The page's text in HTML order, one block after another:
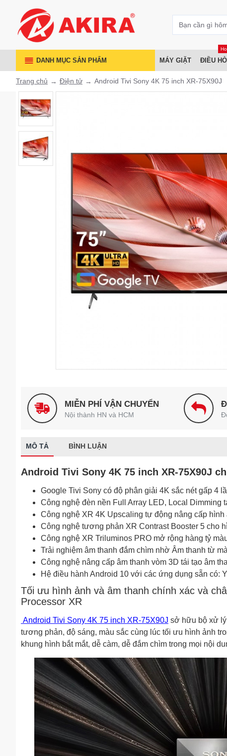
DANH MỤC SẢN PHẨM MÁY GIẶT ĐIỀU
Trang chủ Điện tử Android Tivi Sony 4K 75 inch XR-75X90J
MIỄN PHÍ VẬN CHUYỂN
Nội thành HN và HCM
MÔ TẢ BÌNH LUẬN
Android Tivi Sony 4K 75 inch XR-75X90J
Google Tivi Sony có độ phân giải 4K sắc nét gấp 4
Công nghệ đèn nền Full Array LED, Local Dimming
Công nghệ XR 4K Upscaling tự động nâng cấp hình
Công nghệ tương phản XR Contrast Booster 5 cho
Công nghệ XR Triluminos PRO mở rộng hàng tỷ
Trải nghiệm âm thanh đắm chìm nhờ Âm thanh từ
Công nghệ nâng cấp âm thanh vòm 3D tái tạo âm
Hệ điều hành Android 10 với các ứng dụng sẵn có:
Tối ưu hình ảnh và âm thanh chính xác và
Processor XR
Android Tivi Sony 4K 75 inch XR-75X90J sở hữu bộ xử lý
tương phản, độ sáng, màu sắc cùng lúc tối ưu hình ảnh
khung hình bắt mắt, dễ càm, dễ đắm chìm trong mọi nội